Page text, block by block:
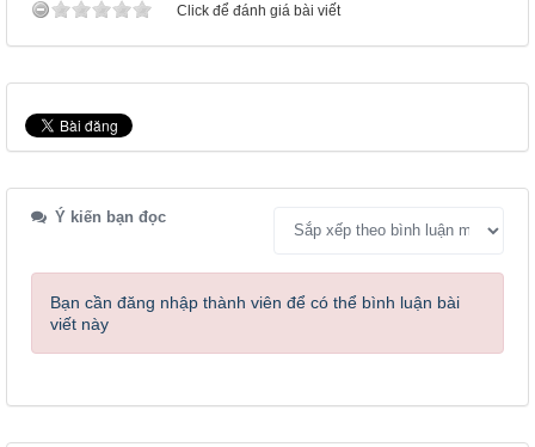
Click để đánh giá bài viết
Ý kiến bạn đọc
Bạn cần đăng nhập thành viên để có thể bình luận bài
viết này